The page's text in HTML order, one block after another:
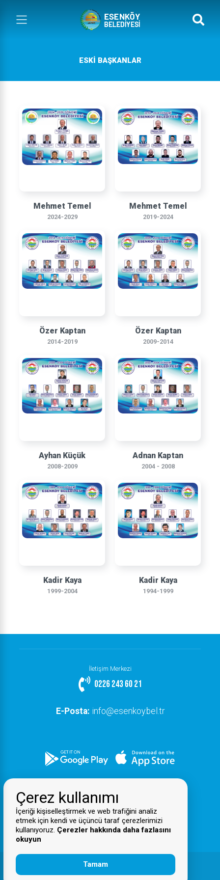
ESKİ BAŞKANLAR
Mehmet Temel
2024-2029
Mehmet Temel
2019-2024
Özer Kaptan
2014-2019
Özer Kaptan
2009-2014
Ayhan Küçük
2008-2009
Adnan Kaptan
2004 - 2008
Kadir Kaya
1999-2004
Kadir Kaya
1994-1999
İletişim Merkezi
0226 243 60 21
E-Posta: info@esenkoy.bel.tr
© 2026 Tüm Hakları Saklıdır Esenköy Belediyesi
Çerez kullanımı
İçeriği kişiselleştirmek ve web trafiğini analiz
etmek için kendi ve üçüncü taraf çerezlerimizi
kullanıyoruz. Çerezler hakkında daha fazlasını
okuyun
Tamam